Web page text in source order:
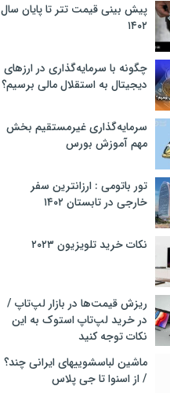
پیش بینی قیمت تتر تا پایان سال
۱۴۰۲
چگونه با سرمایه‌گذاری در ارزهای
دیجیتال به استقلال مالی برسیم؟
سرمایه‌گذاری غیرمستقیم بخش
مهم آموزش بورس
تور باتومی : ارزانترین سفر
خارجی در تابستان ۱۴۰۲
نکات خرید تلویزیون ۲۰۲۳
ریزش قیمت‌ها در بازار لپ‌تاپ /
در خرید لپ‌تاپ استوک به این
نکات توجه کنید
ماشین لباسشویی‎های ایرانی چند؟
/ از اسنوا تا جی پلاس